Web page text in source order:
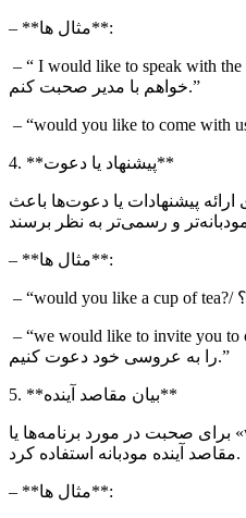
– **مثال ها**:
– “ I would like to speak with the
خواهم با مدیر صحبت کنم.”
– “would you like to come with
4. **پیشنهاد یا دعوت**
ارائه پیشنهادات یا دعوت‌ها باعث
– **مثال ها**:
– “would you like a cup of tea?
– “we would like to invite you to
را به عروسی خود دعوت کنیم.”
5. **بیان مقاصد آینده**
» برای صحبت در مورد برنامه‌ها یا
مقاصد آینده مودبانه استفاده کرد.
– **مثال ها**: